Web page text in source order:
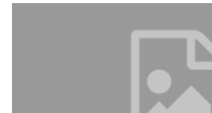
NOTRE
LES AUTRES PRODUITS